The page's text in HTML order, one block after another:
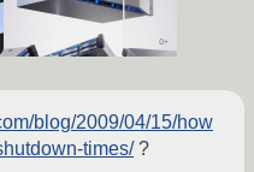
blog/2009/04/15/how
times/?